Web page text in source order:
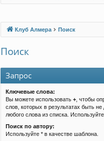
лкКлуб Алмера Поиск
Поиск
Запрос
Ключевые слова:
Вы можете использовать + , чтобы
слов, которых в результатах быть
любого слова из списка. Используйте
Поиск по автору:
Используйте * в качестве шаблона.